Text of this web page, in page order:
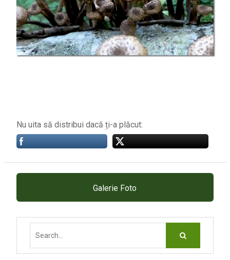
Nu uita să distribui dacă ți-a plăcut:
Galerie Foto